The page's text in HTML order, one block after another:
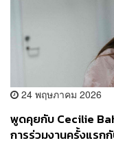
24 พฤษภาคม 2026
พูดคุยกับ Cecilie
การร่วมงานครั้งแรก